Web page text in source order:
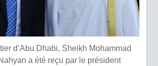
d’Abu Dhabi, Sheikh Mohammad
a été reçu par le président